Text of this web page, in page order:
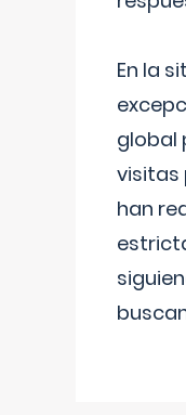
En la
global
visitas
han